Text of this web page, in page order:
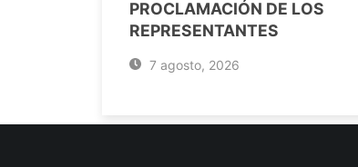
PROCLAMACIÓN DE LOS
REPRESENTANTES
7 agosto, 2026